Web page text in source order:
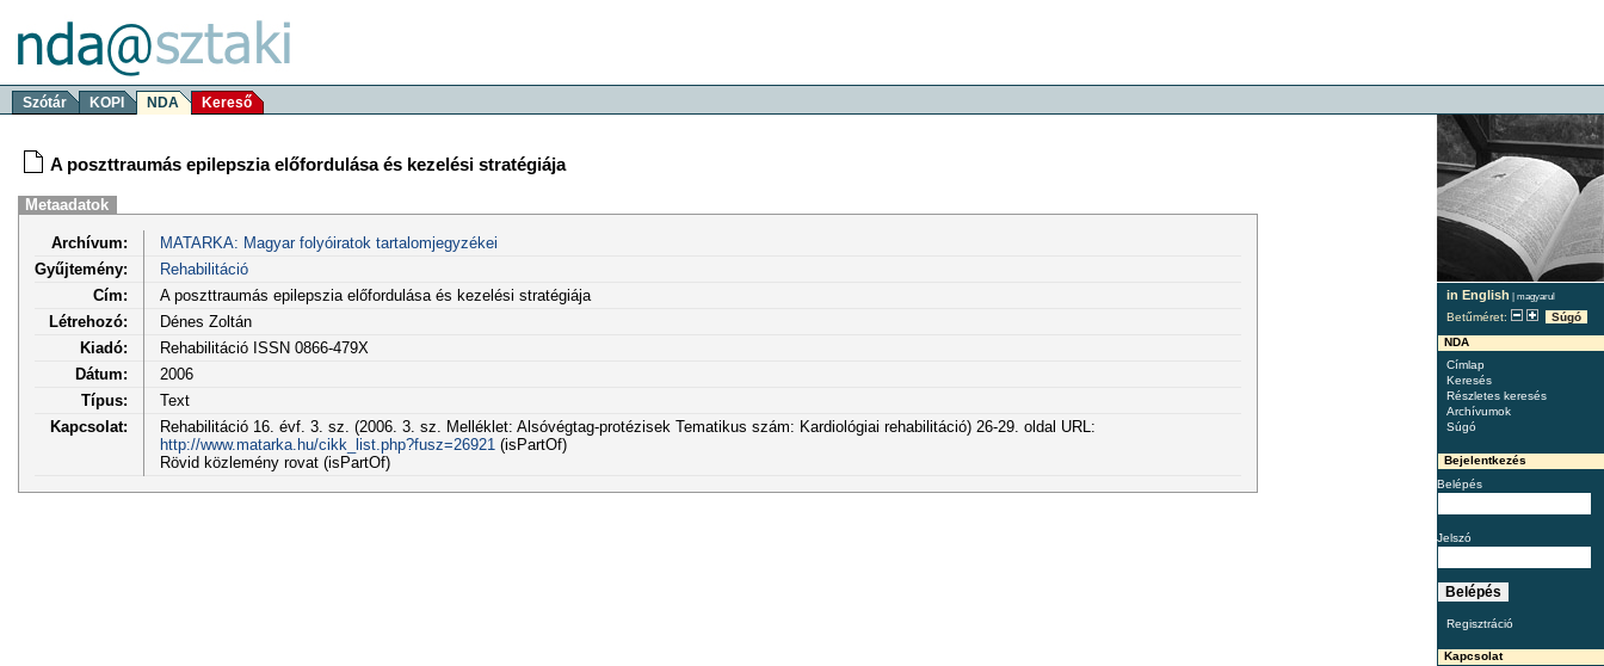
Szótár KOPI NDA Kereső
in English | magyarul
Betűméret:
Súgó
NDA
Címlap
Keresés
Részletes keresés
Archívumok
Súgó
Bejelentkezés
Belépés
Jelszó
Regisztráció
Kapcsolat
A poszttraumás epilepszia előfordulása és kezelési stratégiája
Metaadatok
Archívum:
MATARKA: Magyar folyóiratok tartalomjegyzékei
Gyűjtemény:
Rehabilitáció
Cím:
A poszttraumás epilepszia előfordulása és kezelési stratégiája
Létrehozó:
Dénes Zoltán
Kiadó:
Rehabilitáció ISSN 0866-479X
Dátum:
2006
Típus:
Text
Kapcsolat:
Rehabilitáció 16. évf. 3. sz. (2006. 3. sz. Melléklet: Alsóvégtag-protézisek Tematikus szám: Kardiológiai rehabilitáció) 26-29. oldal URL:
http://www.matarka.hu/cikk_list.php?fusz=26921 (isPartOf)
Rövid közlemény rovat (isPartOf)